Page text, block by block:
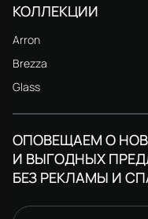
КОЛЛЕКЦИИ
Arron
Brezza
Glass
ОПОВЕЩАЕМ О
И ВЫГОДНЫХ
БЕЗ РЕКЛАМЫ И